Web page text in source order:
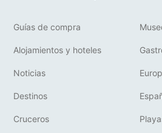
Guías de compra
Alojamientos y hoteles
Noticias
Destinos
Cruceros